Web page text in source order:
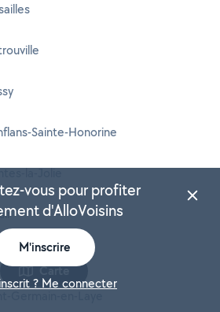
Sainte-Honorine
la-Jolie
Germain-en-Laye
Carte
vous pour profiter
d'AlloVoisins
M'inscrire
? Me connecter